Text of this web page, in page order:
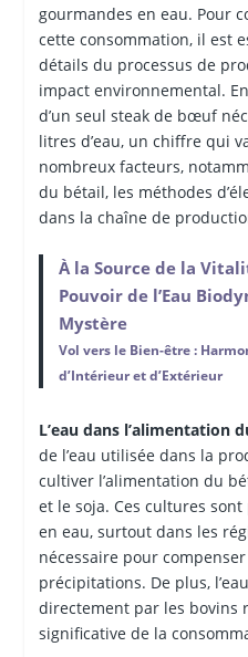
gourmandes en eau. Pour
cette consommation, il est
détails du processus de
impact environnemental.
d’un seul steak de bœuf
litres d’eau, un chiffre qui
nombreux facteurs,
du bétail, les méthodes
dans la chaîne de
À la Source de la
Pouvoir de l’Eau
Mystère
Vol vers le Bien-être :
d’Intérieur et d’Extérieur
L’eau dans l’alimentation
de l’eau utilisée dans la
cultiver l’alimentation du
et le soja. Ces cultures
en eau, surtout dans les
nécessaire pour
précipitations. De plus,
directement par les bovins
significative de la